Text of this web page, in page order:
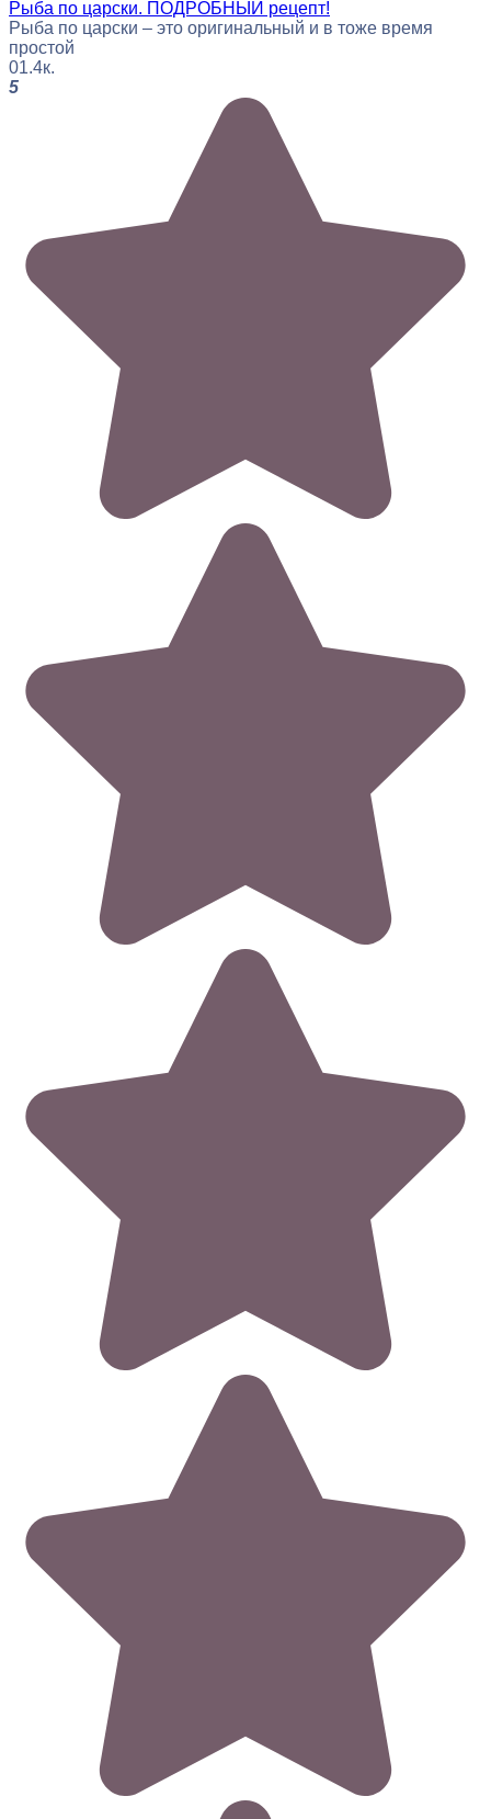
Рыба по царски. ПОДРОБНЫЙ рецепт!
Рыба по царски – это оригинальный и в тоже время
простой
01.4к.
5